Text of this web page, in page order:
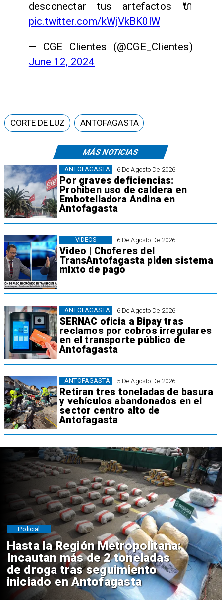
desconectar tus artefactos 🔌
pic.twitter.com/kWjVkBK0lW
— CGE Clientes (@CGE_Clientes)
June 12, 2024
MÁS NOTICIAS
6 De Agosto De 2026
Por graves deficiencias:
Prohiben uso de caldera en
Embotelladora Andina en
Antofagasta
ANTOFAGASTA
6 De Agosto De 2026
Video | Choferes del
TransAntofagasta piden sistema
mixto de pago
VIDEOS
6 De Agosto De 2026
SERNAC oficia a Bipay tras
reclamos por cobros irregulares
en el transporte público de
Antofagasta
ANTOFAGASTA
5 De Agosto De 2026
Retiran tres toneladas de basura
y vehículos abandonados en el
sector centro alto de
Antofagasta
ANTOFAGASTA
CORTE DE LUZ ANTOFAGASTA
Hasta la Región Metropolitana:
Incautan más de 2 toneladas
de droga tras seguimiento
iniciado en Antofagasta
Policial